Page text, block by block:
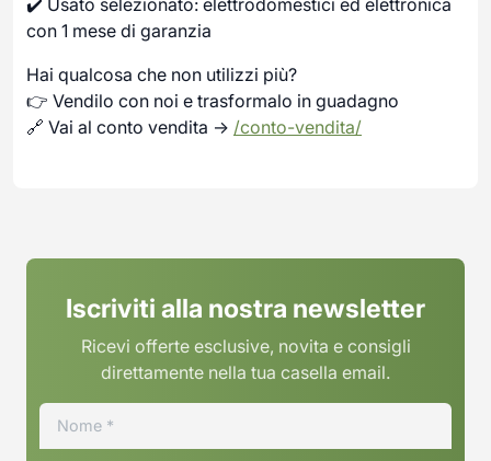
con 1 mese di garanzia
Hai qualcosa che non utilizzi più?
👉 Vendilo con noi e trasformalo in guadagno
🔗 Vai al conto vendita → /conto-vendita/
Iscriviti alla nostra newsletter
Ricevi offerte esclusive, novita e consigli
direttamente nella tua casella email.